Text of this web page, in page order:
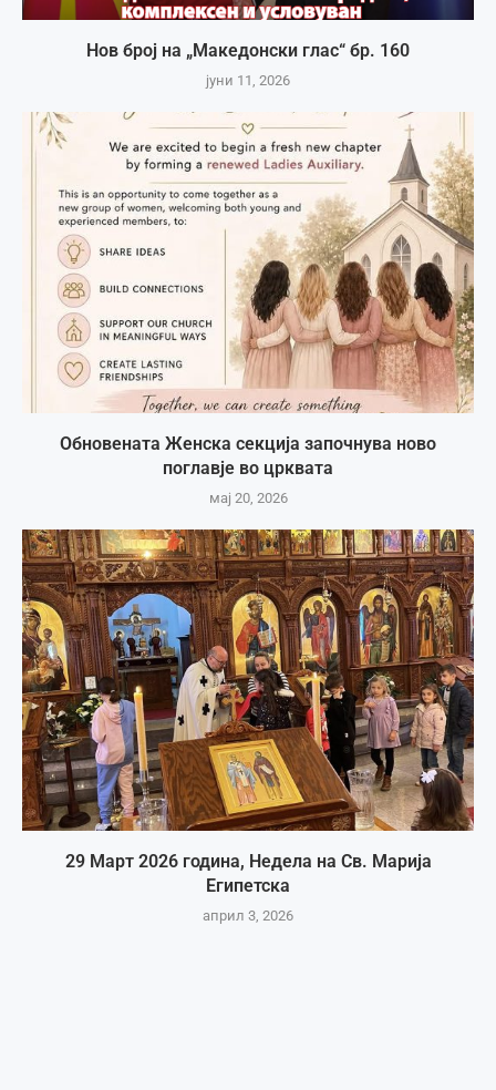
Нов број на „Македонски глас“ бр. 160
јуни 11, 2026
Обновената Женска секција започнува ново
поглавје во црквата
мај 20, 2026
29 Март 2026 година, Недела на Св. Марија
Египетска
април 3, 2026